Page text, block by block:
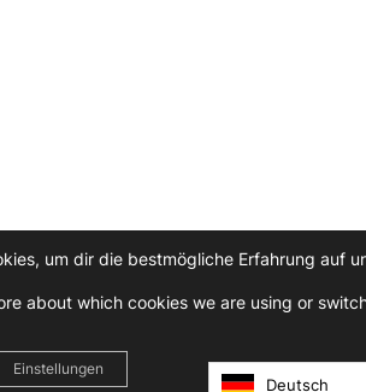
um dir die bestmögliche Erfahrung auf
about which cookies we are using or
Einstellungen
Deutsch